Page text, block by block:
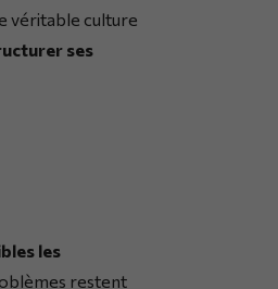
véritable culture
ses
les
restent